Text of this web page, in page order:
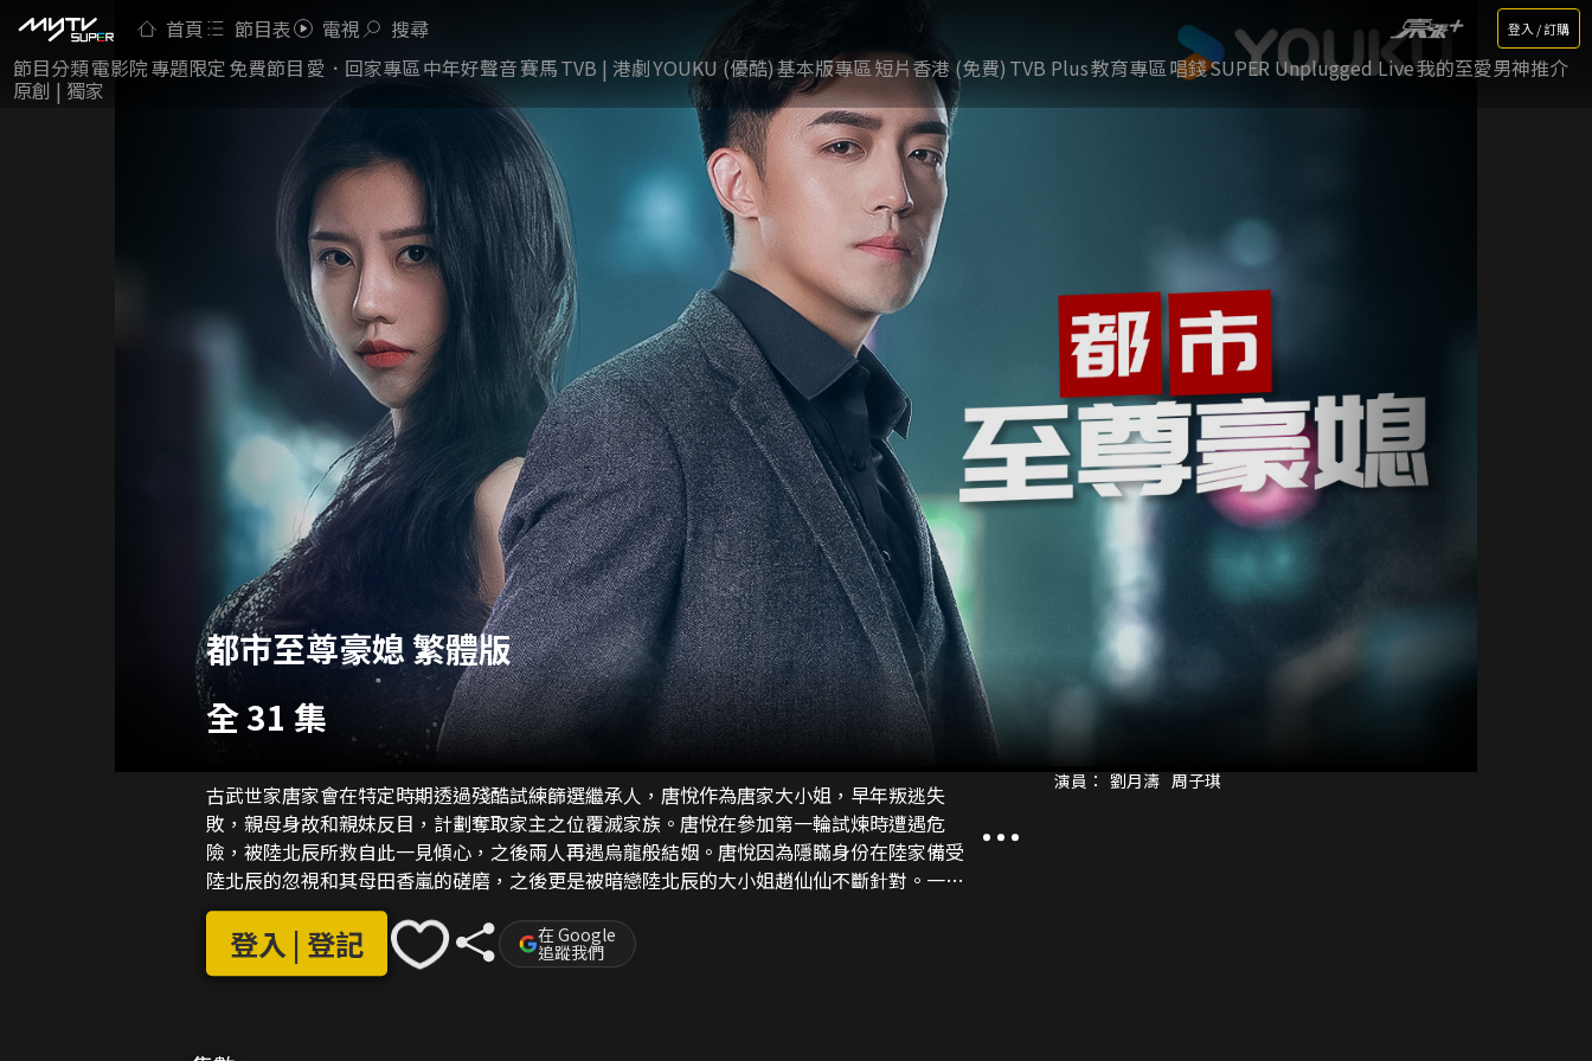
首頁 節目表 電視 搜尋 登入 / 訂購
節目分類電影院專題限定 免費節目 愛．回家專區中年好聲音賽馬TVB | 港劇YOUKU (優酷)基本版專區短片香港 (免費) TVB Plus教育專區唱錢SUPER Unplugged Live我的至愛男神推介
原創 | 獨家
都市至尊豪媳 繁體版
全 31 集
古武世家唐家會在特定時期透過殘酷試練篩選繼承人，唐悅作為唐家大小姐，早年叛逃失
敗，親母身故和親妹反目，計劃奪取家主之位覆滅家族。唐悅在參加第一輪試煉時遭遇危
險，被陸北辰所救自此一見傾心，之後兩人再遇烏龍般結姻。唐悅因為隱瞞身份在陸家備受
陸北辰的忽視和其母田香嵐的磋磨，之後更是被暗戀陸北辰的大小姐趙仙仙不斷針對。一輪
試煉通過後唐悅作為唯二的倖存繼承人贏取了一定資源，暗中對公司遭遇困難的陸北辰施以
援手，夫妻在不斷的瑣事中逐漸傾心並認清自己的感情，唐悅也在第二輪試煉中與親妹解開
誤會，共同迎向最終試煉。
登入 | 登記 在 Google
追蹤我們
演員： 劉月濤 周子琪